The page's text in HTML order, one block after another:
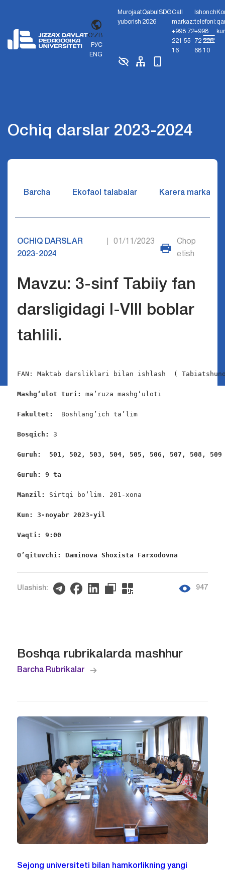
O'ZB
РУС
ENG
Murojaat
yuborish
Qabul
2026
SDGCall
markaz:
+998 72
221 55
16
Ishonch
telefoni:
+998
72 226
68 10
Ochiq darslar 2023-2024
Barcha Ekofaol talabalar Karera markazi
OCHIQ DARSLAR
2023-2024
01/11/2023
Chop
etish
Mavzu: 3-sinf Tabiiy fan
darsligidagi I-VIII boblar
tahlili.
FAN: Maktab darsliklari bilan ishlash  (
Mashg‘ulot turi: ma’ruza mashg‘uloti
Fakultet: Boshlang’ich ta’lim
Bosqich: 3
Guruh:  501, 502, 503, 504, 505, 506, 507, 508, 509
Guruh: 9 ta
Manzil: Sirtqi bo‘lim. 201-xona
Kun: 3-noyabr 2023-yil
Vaqti: 9:00
O’qituvchi: Daminova Shoxista Farxodovna
Ulashish: 947
Boshqa rubrikalarda mashhur
Barcha Rubrikalar
Sejong universiteti bilan hamkorlikning yangi